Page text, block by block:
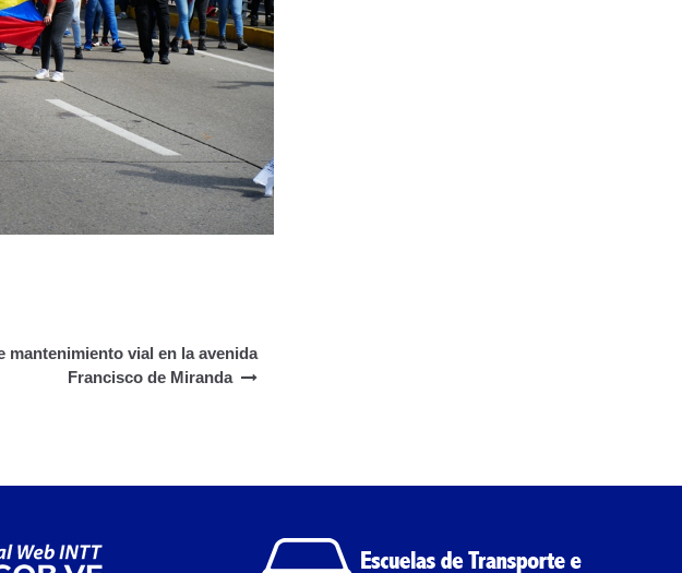
mantenimiento vial en la avenida
Francisco de Miranda